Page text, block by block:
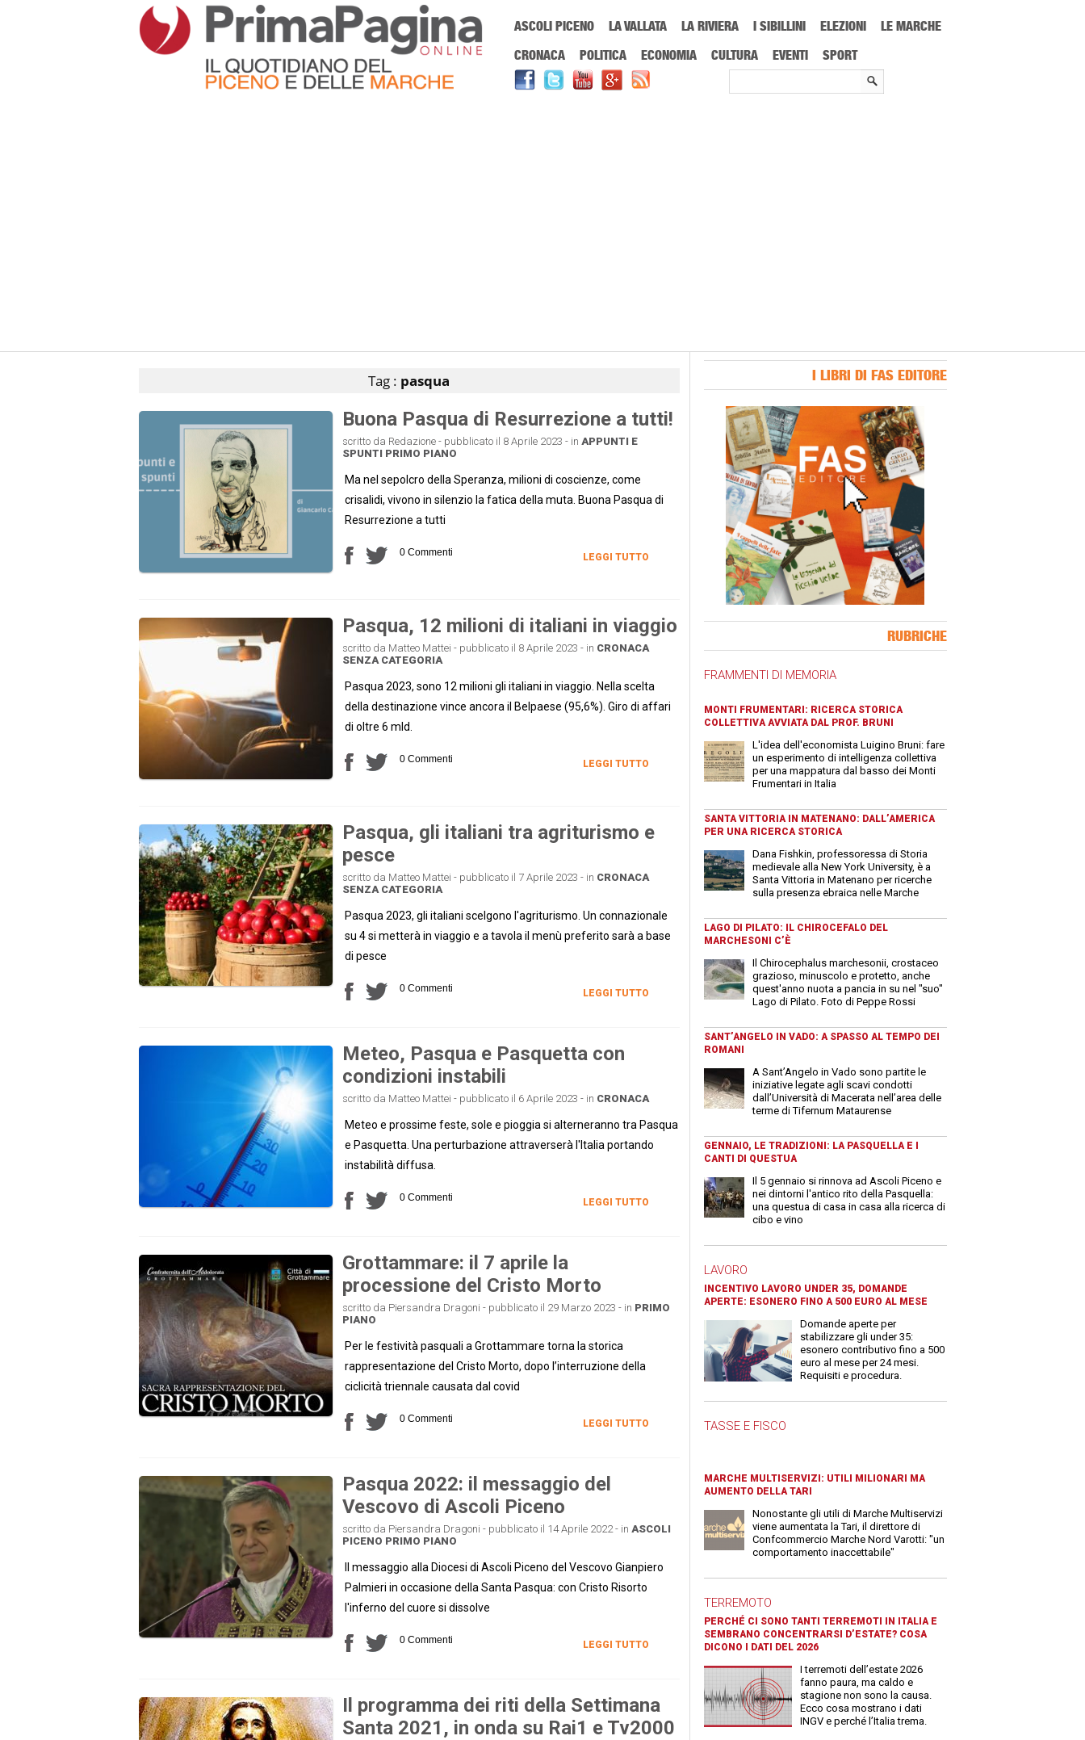
ASCOLI PICENO LA VALLATA LA RIVIERA I SIBILLINI ELEZIONI
LE MARCHE
CRONACA
POLITICA ECONOMIA CULTURA EVENTI SPORT
Tag : pasqua
Buona Pasqua di Resurrezione a tutti!
scritto da Redazione - pubblicato il 8 Aprile 2023 - in APPUNTI E
SPUNTI PRIMO PIANO
Ma nel sepolcro della Speranza, milioni di coscienze, come
crisalidi, vivono in silenzio la fatica della muta. Buona Pasqua di
Resurrezione a tutti
0 Commenti LEGGI TUTTO
Pasqua, 12 milioni di italiani in viaggio
scritto da Matteo Mattei - pubblicato il 8 Aprile 2023 - in CRONACA
SENZA CATEGORIA
Pasqua 2023, sono 12 milioni gli italiani in viaggio. Nella scelta
della destinazione vince ancora il Belpaese (95,6%). Giro di affari
di oltre 6 mld.
0 Commenti LEGGI TUTTO
Pasqua, gli italiani tra agriturismo e
pesce
scritto da Matteo Mattei - pubblicato il 7 Aprile 2023 - in CRONACA
SENZA CATEGORIA
Pasqua 2023, gli italiani scelgono l'agriturismo. Un connazionale
su 4 si metterà in viaggio e a tavola il menù preferito sarà a base
di pesce
0 Commenti LEGGI TUTTO
Meteo, Pasqua e Pasquetta con
condizioni instabili
scritto da Matteo Mattei - pubblicato il 6 Aprile 2023 - in CRONACA
Meteo e prossime feste, sole e pioggia si alterneranno tra Pasqua
e Pasquetta. Una perturbazione attraverserà l'Italia portando
instabilità diffusa.
0 Commenti LEGGI TUTTO
Grottammare: il 7 aprile la
processione del Cristo Morto
scritto da Piersandra Dragoni - pubblicato il 29 Marzo 2023 - in PRIMO
PIANO
Per le festività pasquali a Grottammare torna la storica
rappresentazione del Cristo Morto, dopo l’interruzione della
ciclicità triennale causata dal covid
0 Commenti LEGGI TUTTO
Pasqua 2022: il messaggio del
Vescovo di Ascoli Piceno
scritto da Piersandra Dragoni - pubblicato il 14 Aprile 2022 - in ASCOLI
PICENO PRIMO PIANO
Il messaggio alla Diocesi di Ascoli Piceno del Vescovo Gianpiero
Palmieri in occasione della Santa Pasqua: con Cristo Risorto
l'inferno del cuore si dissolve
0 Commenti LEGGI TUTTO
Il programma dei riti della Settimana
Santa 2021, in onda su Rai1 e Tv2000
I LIBRI DI FAS EDITORE
RUBRICHE
FRAMMENTI DI MEMORIA
MONTI FRUMENTARI: RICERCA STORICA
COLLETTIVA AVVIATA DAL PROF. BRUNI
L'idea dell'economista Luigino Bruni: fare
un esperimento di intelligenza collettiva
per una mappatura dal basso dei Monti
Frumentari in Italia
SANTA VITTORIA IN MATENANO: DALL’AMERICA
PER UNA RICERCA STORICA
Dana Fishkin, professoressa di Storia
medievale alla New York University, è a
Santa Vittoria in Matenano per ricerche
sulla presenza ebraica nelle Marche
LAGO DI PILATO: IL CHIROCEFALO DEL
MARCHESONI C’È
Il Chirocephalus marchesonii, crostaceo
grazioso, minuscolo e protetto, anche
quest'anno nuota a pancia in su nel "suo"
Lago di Pilato. Foto di Peppe Rossi
SANT’ANGELO IN VADO: A SPASSO AL TEMPO DEI
ROMANI
A Sant’Angelo in Vado sono partite le
iniziative legate agli scavi condotti
dall’Università di Macerata nell’area delle
terme di Tifernum Mataurense
GENNAIO, LE TRADIZIONI: LA PASQUELLA E I
CANTI DI QUESTUA
Il 5 gennaio si rinnova ad Ascoli Piceno e
nei dintorni l'antico rito della Pasquella:
una questua di casa in casa alla ricerca di
cibo e vino
LAVORO
INCENTIVO LAVORO UNDER 35, DOMANDE
APERTE: ESONERO FINO A 500 EURO AL MESE
Domande aperte per
stabilizzare gli under 35:
esonero contributivo fino a 500
euro al mese per 24 mesi.
Requisiti e procedura.
TASSE E FISCO
MARCHE MULTISERVIZI: UTILI MILIONARI MA
AUMENTO DELLA TARI
Nonostante gli utili di Marche Multiservizi
viene aumentata la Tari, il direttore di
Confcommercio Marche Nord Varotti: "un
comportamento inaccettabile"
TERREMOTO
PERCHÉ CI SONO TANTI TERREMOTI IN ITALIA E
SEMBRANO CONCENTRARSI D’ESTATE? COSA
DICONO I DATI DEL 2026
I terremoti dell’estate 2026
fanno paura, ma caldo e
stagione non sono la causa.
Ecco cosa mostrano i dati
INGV e perché l’Italia trema.